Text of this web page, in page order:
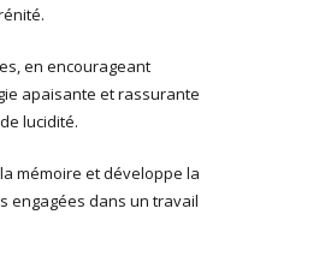
en encourageant
apaisante et rassurante
lucidité.
mémoire et développe la
engagées dans un travail